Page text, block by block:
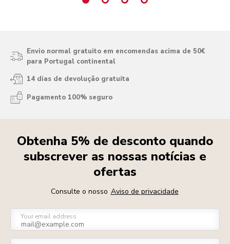
Envio normal gratuito em encomendas acima de 50€
para Portugal continental
14 dias de devolução gratuita
Pagamento 100% seguro
Obtenha 5% de desconto quando
subscrever as nossas notícias e
ofertas
Consulte o nosso Aviso de privacidade
Your email address